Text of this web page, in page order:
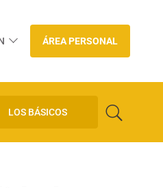
ÁREA PERSONAL
LOS BÁSICOS